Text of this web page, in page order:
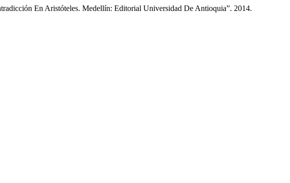
En Aristóteles. Medellín: Editorial Universidad De Antioquia”. 2014.